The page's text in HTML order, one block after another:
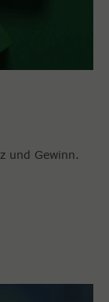
und Gewinn.